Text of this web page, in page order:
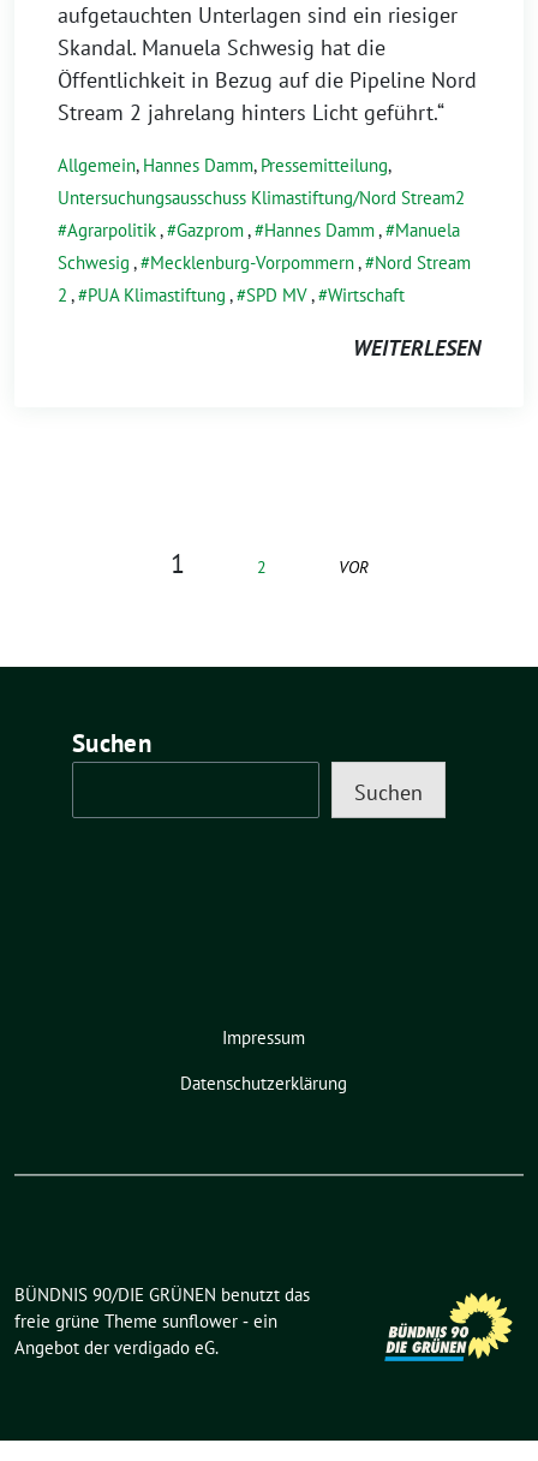
aufgetauchten Unterlagen sind ein riesiger
Skandal. Manuela Schwesig hat die
Öffentlichkeit in Bezug auf die Pipeline Nord
Stream 2 jahrelang hinters Licht geführt.“
Allgemein, Hannes Damm, Pressemitteilung,
Untersuchungsausschuss Klimastiftung/Nord Stream2
Agrarpolitik, Gazprom, Hannes Damm,
Manuela
Schwesig , Mecklenburg-Vorpommern,
Nord Stream
2 , PUA Klimastiftung , SPD MV, Wirtschaft
WEITERLESEN
1 2 VOR
Suchen
Suchen
Impressum
Datenschutzerklärung
BÜNDNIS 90/DIE GRÜNEN benutzt das
freie grüne Theme sunflower ‐ ein
Angebot der verdigado eG.